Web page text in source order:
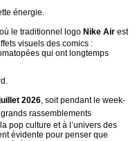
énergie.
le traditionnel logo Nike Air est
visuels des comics :
qui ont longtemps
2026 , soit pendant le week-
grands rassemblements
pop culture et à l’univers des
évidente pour penser que